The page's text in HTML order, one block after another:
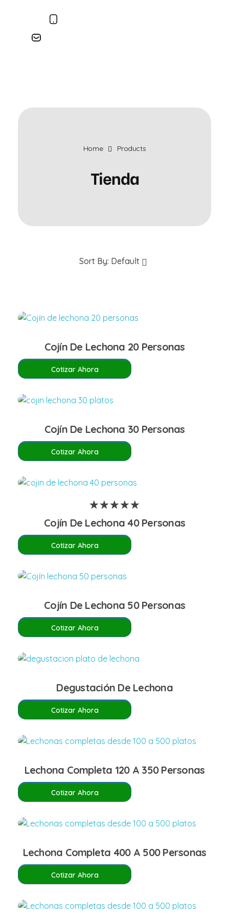
Home Products
Tienda
Sort By: Default
Cojín De Lechona 20 Personas
Cotizar Ahora
Cojín De Lechona 30 Personas
Cotizar Ahora
Cojín De Lechona 40 Personas
Cotizar Ahora
Cojín De Lechona 50 Personas
Cotizar Ahora
Degustación De Lechona
Cotizar Ahora
Lechona Completa 120 A 350 Personas
Cotizar Ahora
Lechona Completa 400 A 500 Personas
Cotizar Ahora